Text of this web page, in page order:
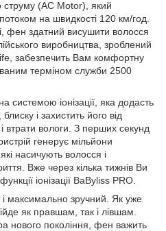
струму (AC Motor), який
на швидкості 120 км/год.
фен здатний висушити волосся
виробництва, зроблений
забезпечить Вам комфортну
терміном служби 2500
іонізації, яка додасть
і захистить його від
втрати вологи. З перших секунд
генерує мільйони
насичують волосся і
Вже через кілька тижнів Ви
іонізації BaByliss PRO.
максимально зручний. Як уже
як правшам, так і лівшам.
нового покоління, фен важить